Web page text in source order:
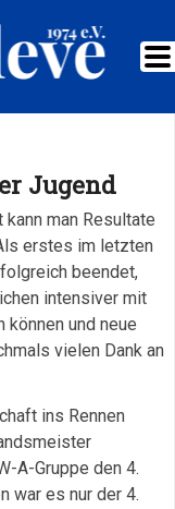
Jugend
man Resultate
erstes im letzten
beendet,
intensiver mit
können und neue
vielen Dank an
ins Rennen
A-Gruppe den 4.
war es nur der 4.